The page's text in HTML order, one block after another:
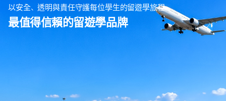
以安全、透明與責任守護每位學生的留遊學旅程
最值得信賴的留遊學品牌